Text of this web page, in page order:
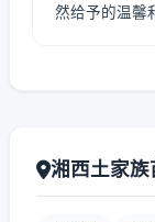
然给予的温馨
湘西土家